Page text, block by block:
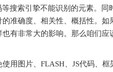
搜索引挚不能识别的元素。同
准确度、相关性、概括性。如
有非常大的影响。那么咱们应
图片、FLASH、JS代码、框